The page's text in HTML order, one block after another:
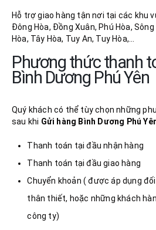
Hỗ trợ giao hàng tận nơi tại các khu
Đông Hòa, Đồng Xuân, Phú Hòa, Sông
Hòa, Tây Hòa, Tuy An, Tuy Hòa,…
Phương thức thanh
Bình Dương Phú Yên
Quý khách có thể tùy chọn những
sau khi Gửi hàng Bình Dương Phú
Thanh toán tại đầu nhận hàng
Thanh toán tại đầu giao hàng
Chuyển khoản ( được áp dụng
thân thiết, hoặc những khách
công ty)